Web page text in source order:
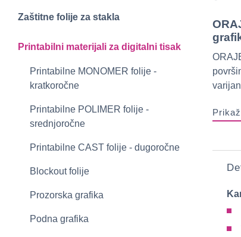
Zaštitne folije za stakla
Printabilni materijali za digitalni tisak
Printabilne MONOMER folije -
kratkoročne
Printabilne POLIMER folije -
srednjoročne
Printabilne CAST folije - dugoročne
Blockout folije
Prozorska grafika
Podna grafika